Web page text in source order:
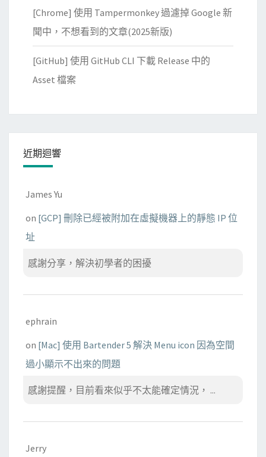
[Chrome] 使用 Tampermonkey 過濾掉 Google 新
聞中，不想看到的文章(2025新版)
[GitHub] 使用 GitHub CLI 下載 Release 中的
Asset 檔案
近期迴響
James Yu
on [GCP] 刪除已經被附加在虛擬機器上的靜態 IP 位
址
感謝分享，解決初學者的困擾
ephrain
on [Mac] 使用 Bartender 5 解決 Menu icon 因為空間
過小顯示不出來的問題
感謝提醒，目前看來似乎不太能確定情況， ...
Jerry